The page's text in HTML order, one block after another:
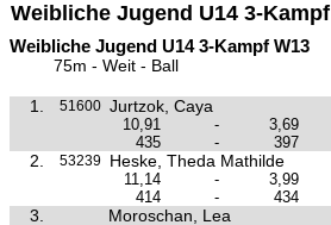
Weibliche Jugend U14 3-Kampf
Weibliche Jugend U14 3-Kampf W13
75m - Weit - Ball
1. 51600 Jurtzok, Caya
10,91 - 3,69
435
- 397
2. 53239 Heske, Theda Mathilde
11,14 - 3,99
414
- 434
3. Moroschan, Lea